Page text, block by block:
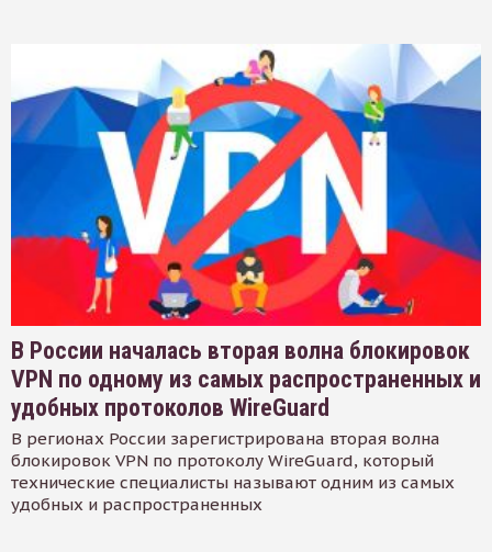
В России началась вторая волна блокировок
VPN по одному из самых распространенных и
удобных протоколов WireGuard
В регионах России зарегистрирована вторая волна
блокировок VPN по протоколу WireGuard, который
технические специалисты называют одним из самых
удобных и распространенных